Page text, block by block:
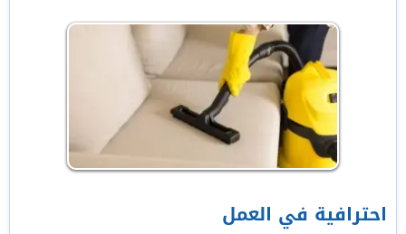
احترافية في العمل